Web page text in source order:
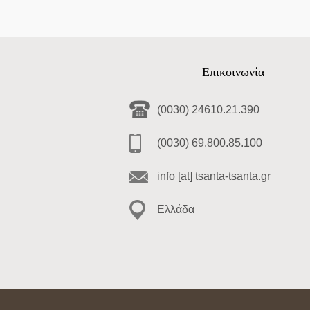
Επικοινωνία
(0030) 24610.21.390
(0030) 69.800.85.100
info [at] tsanta-tsanta.gr
Ελλάδα